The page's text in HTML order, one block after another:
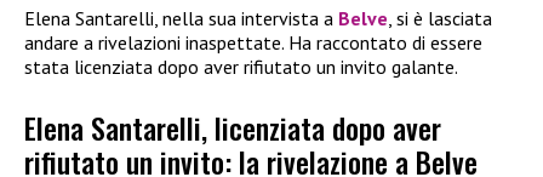
Elena Santarelli, nella sua intervista a Belve , si è lasciata
andare a rivelazioni inaspettate. Ha raccontato di essere
stata licenziata dopo aver rifiutato un invito galante.
Elena Santarelli, licenziata dopo aver
rifiutato un invito: la rivelazione a Belve